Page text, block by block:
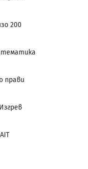
200
прави